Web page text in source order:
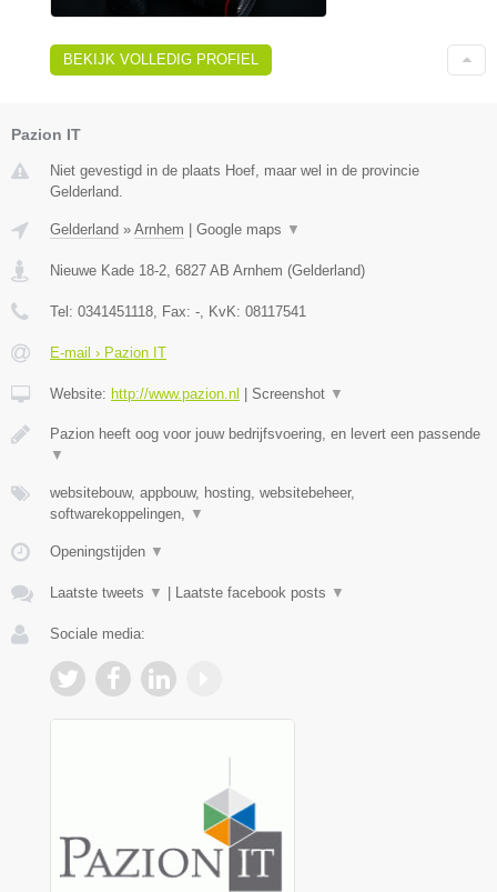
BEKIJK VOLLEDIG PROFIEL
Pazion IT
Niet gevestigd in de plaats Hoef, maar wel in de provincie
Gelderland.
Gelderland » Arnhem | Google maps ▼
Nieuwe Kade 18-2 6827 AB Arnhem (Gelderland)
Tel: 0341451118 , Fax: - , KvK: 08117541
E-mail › Pazion IT
Website: http://www.pazion.nl | Screenshot ▼
Pazion heeft oog voor jouw bedrijfsvoering, en levert een passende
▼
websitebouw, appbouw, hosting, websitebeheer,
softwarekoppelingen,
▼
Openingstijden ▼
Laatste tweets ▼ | Laatste facebook posts ▼
Sociale media: